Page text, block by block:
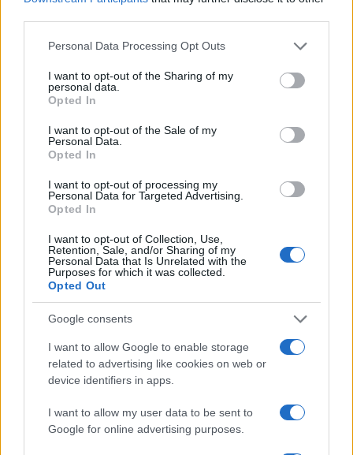
Please note that this website/app uses one or more Google
not limited to your visit or usage behaviour. You may click to
grant or deny consent to Google and its third-party tags to
use your data for below specified purposes in below Google
consent section.
Personal Data Processing Opt Outs
I want to opt-out of the Sharing of my
personal data.
Opted In
I want to opt-out of the Sale of my
Personal Data.
Opted In
I want to opt-out of processing my
Personal Data for Targeted Advertising.
Opted In
I want to opt-out of Collection, Use,
Retention, Sale, and/or Sharing of my
Personal Data that Is Unrelated with the
Purposes for which it was collected.
Opted Out
Google consents
I want to allow Google to enable storage
related to advertising like cookies on web or
device identifiers in apps.
I want to allow my user data to be sent to
Google for online advertising purposes.
deze verliest.Als je ze kwijt bent, heeft niemand toegang
tot je account, zelfs niet bij Brave-ontwikkelaars.
Het is raadzaam om de herstelzin op te slaan in een fysiek
stuk papier in plaats van in een e-mail of computer.
Oplettendheid voor oplichting.
Niemand zal op elk
moment om de herstelzin vragen, inclusief het Brave-team.
Als uw herstelzin wordt blootgesteld, wordt uw onderkant
aangetast.
Veelgestelde vragen
1. Is Brave Wallet veilig?
Brave Wallet is een multi-chain crypto wallet van de Brave
browser.Nadat dit een browser-geïntegreerde wallet is
(d.w.z. geen extensie zoals andere wallets), is er minder
Daarom is het veiliger dan MetaMask en andere crypto